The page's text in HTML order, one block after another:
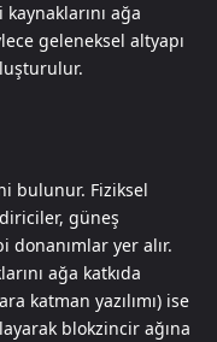
ağa
geleneksel altyapı
bulunur. Fiziksel
güneş
donanımlar yer alır.
ağa katkıda
katman yazılımı) ise
blokzincir ağına